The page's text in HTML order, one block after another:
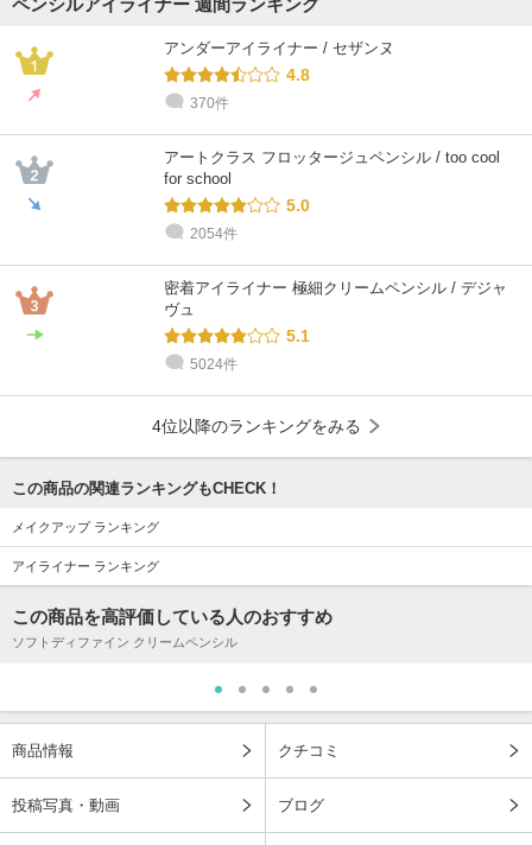
アンダーアイライナー / セザンヌ
4.8
370件
アートクラス フロッタージュペンシル / too cool
for school
5.0
2054件
密着アイライナー 極細クリームペンシル / デジャ
ヴュ
5.1
5024件
4位以降のランキングをみる
この商品の関連ランキングもCHECK！
メイクアップ ランキング
アイライナー ランキング
この商品を高評価している人のおすすめ
ソフトディファイン クリームペンシル
商品情報 クチコミ
投稿写真・動画 ブログ